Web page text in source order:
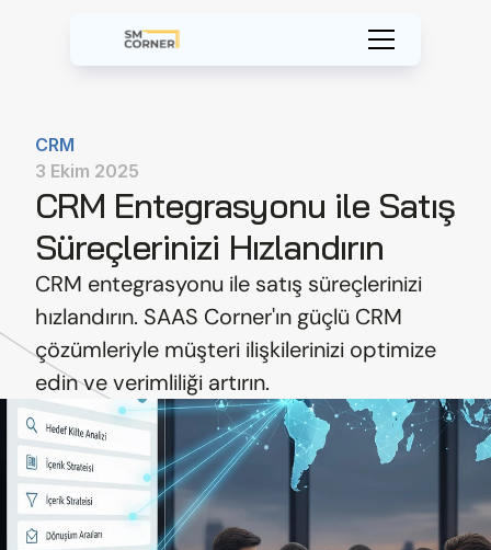
CRM
3 Ekim 2025
CRM Entegrasyonu ile Satış
Süreçlerinizi Hızlandırın
CRM entegrasyonu ile satış süreçlerinizi
hızlandırın. SAAS Corner'ın güçlü CRM
çözümleriyle müşteri ilişkilerinizi optimize
edin ve verimliliği artırın.